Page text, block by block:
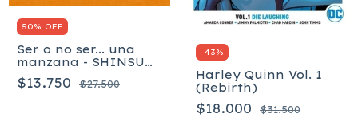
50% OFF
Ser o no ser... una
manzana - SHINSUKE
YOSHITAKE
$13.750 $27.500
-43%
Harley Quinn Vol. 1
(Rebirth)
$18.000 $31.500